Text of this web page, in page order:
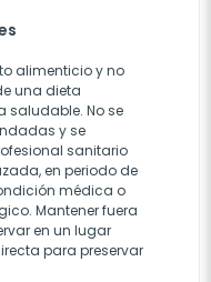
alimenticio y no
una dieta
saludable. No se
y se
sanitario
en periodo de
médica o
Mantener fuera
en un lugar
para preservar